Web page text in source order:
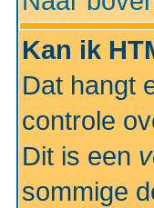
Kan ik
Dat hangt
controle
Dit is een
sommige